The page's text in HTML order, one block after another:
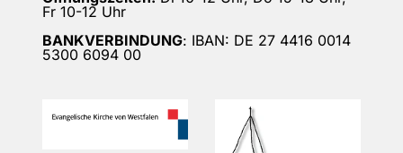
Fr 10-12 Uhr
BANKVERBINDUNG: IBAN: DE 27 4416 0014
5300 6094 00